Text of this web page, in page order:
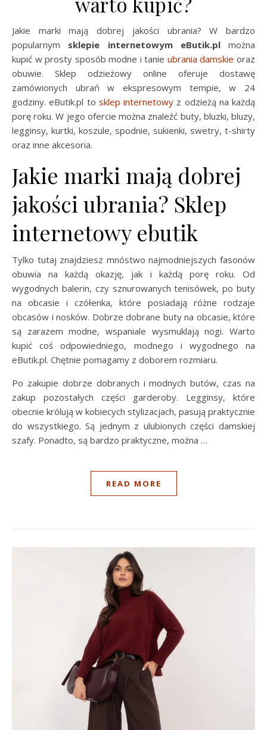
Jakie marki mają dobrej jakości ubrania? W bardzo
popularnym sklepie internetowym eButik.plmożna
kupić w prosty sposób modne i tanie ubrania damskie oraz
obuwie. Sklep odzieżowy online oferuje dostawę
zamówionych ubrań w ekspresowym tempie, w 24
godziny. eButik.pl to sklep internetowy z odzieżą na każdą
porę roku. W jego ofercie można znaleźć buty, bluzki, bluzy,
legginsy, kurtki, koszule, spodnie, sukienki, swetry, t-shirty
oraz inne akcesoria.
Jakie marki mają dobrej
jakości ubrania? Sklep
internetowy ebutik
Tylko tutaj znajdziesz mnóstwo najmodniejszych fasonów
obuwia na każdą okazję, jak i każdą porę roku. Od
wygodnych balerin, czy sznurowanych tenisówek, po buty
na obcasie i czółenka, które posiadają różne rodzaje
obcasów i nosków. Dobrze dobrane buty na obcasie, które
są zarazem modne, wspaniale wysmuklają nogi. Warto
kupić coś odpowiedniego, modnego i wygodnego na
eButik.pl. Chętnie pomagamy z doborem rozmiaru.
Po zakupie dobrze dobranych i modnych butów, czas na
zakup pozostałych części garderoby. Legginsy, które
obecnie królują w kobiecych stylizacjach, pasują praktycznie
do wszystkiego. Są jednym z ulubionych części damskiej
szafy. Ponadto, są bardzo praktyczne, można …
READ MORE